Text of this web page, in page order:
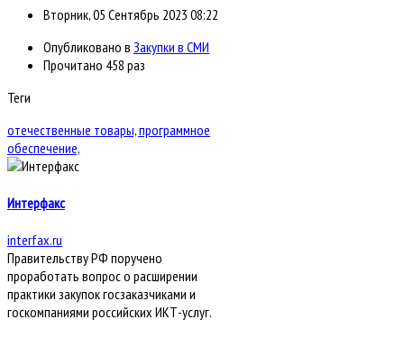
Вторник, 05 Сентябрь 2023 08:22
Опубликовано в Закупки в СМИ
Прочитано 458 раз
Теги
отечественные товары,программное
обеспечение,
Интерфакс
interfax.ru
Правительству РФ поручено
проработать вопрос о расширении
практики закупок госзаказчиками и
госкомпаниями российских ИКТ-услуг.